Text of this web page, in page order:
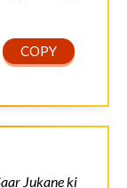
Jukane ki